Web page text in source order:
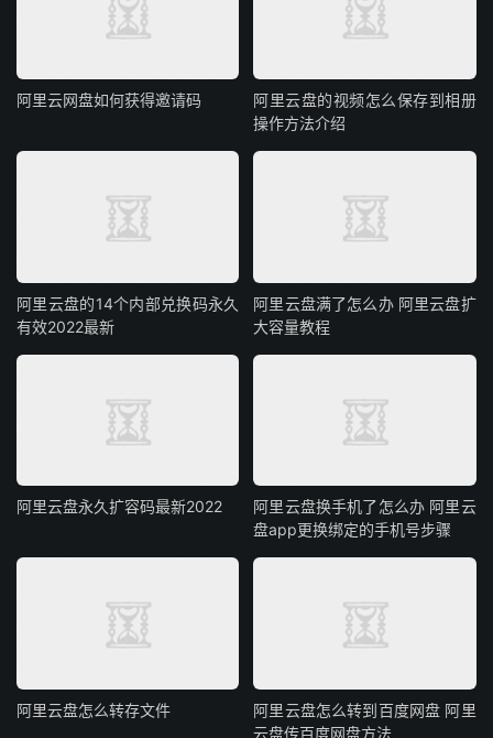
阿里云网盘如何获得邀请码
阿里云盘的视频怎么保存到相册
操作方法介绍
阿里云盘的14个内部兑换码永久
有效2022最新
阿里云盘满了怎么办 阿里云盘扩
大容量教程
阿里云盘永久扩容码最新2022
阿里云盘换手机了怎么办 阿里云
盘app更换绑定的手机号步骤
阿里云盘怎么转存文件
阿里云盘怎么转到百度网盘 阿里
云盘传百度网盘方法